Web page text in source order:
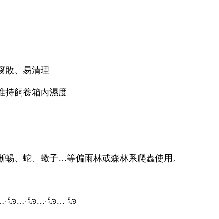
敗、易清理
持飼養箱內濕度
、蛇、蠍子…等偏雨林或森林系爬蟲使用。
ೊ…ೊ…ೊ…ೊ